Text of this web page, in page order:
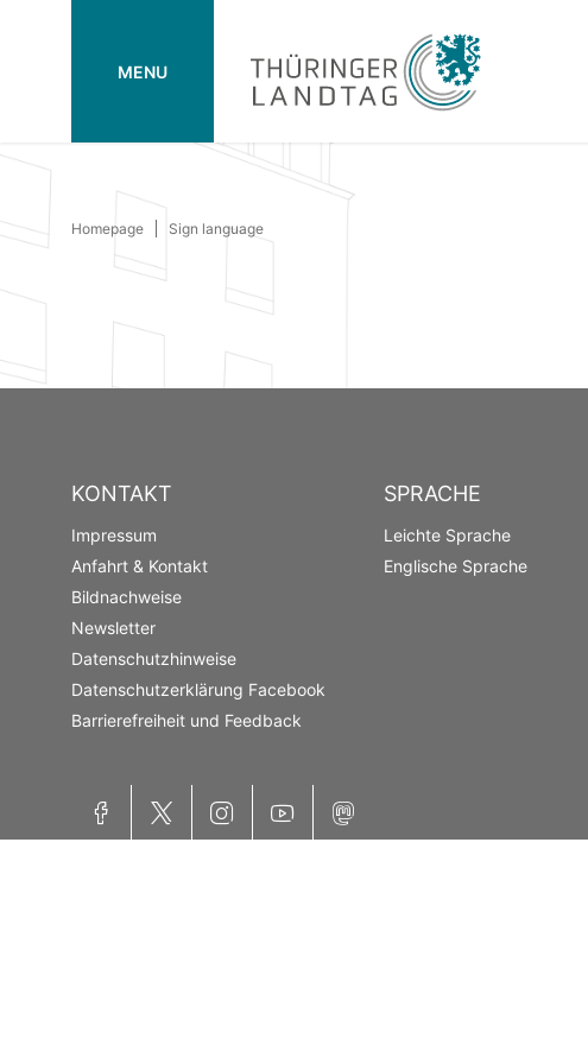
MENU
Homepage Sign language
KONTAKT
Impressum
Anfahrt & Kontakt
Bildnachweise
Newsletter
Datenschutzhinweise
Datenschutzerklärung Facebook
Barrierefreiheit und Feedback
SPRACHE
Leichte Sprache
Englische Sprache
Facebook X Instagram Mastodon